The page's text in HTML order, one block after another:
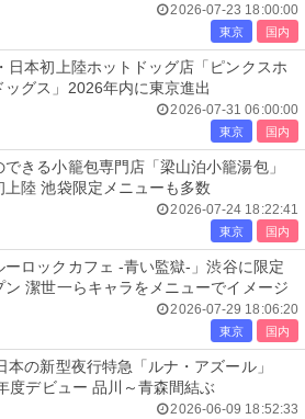
2026-07-23 18:00:00
東京 国内
日本初上陸ホットドッグ店「ピンクスホ
ッグス」2026年内に東京進出
2026-07-31 06:00:00
東京 国内
できる小籠包専門店「梁山泊小籠湯包」
上陸 池袋限定メニューも多数
2026-07-24 18:22:41
東京 国内
ーロックカフェ -青い監獄-」渋谷に限定
ン 潔世一らキャラをメニューでイメージ
2026-07-29 18:06:20
東京 国内
本の新型夜行特急「ルナ・アズール」
度デビュー 品川～青森間結ぶ
2026-06-09 18:52:33